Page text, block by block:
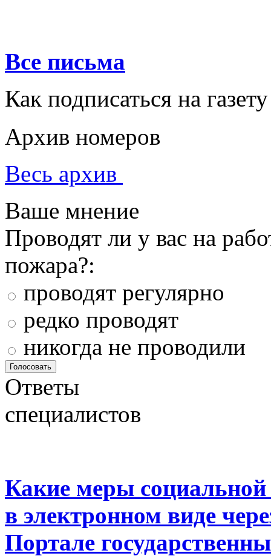
Все письма
Как подписаться на газету
Архив номеров
Весь архив
Ваше мнение
Проводят ли у вас на
пожара?:
проводят регулярно
редко проводят
никогда не проводили
Ответы
специалистов
Какие меры
в электронном виде
Портале